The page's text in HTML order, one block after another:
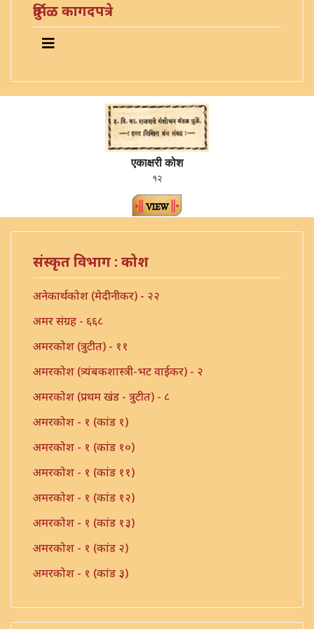
दुर्मिळ कागदपत्रे
एकाक्षरी कोश
१२
संस्कृत विभाग : कोश
अनेकार्थकोश (मेदीनीकर) - २२
अमर संग्रह - ६६८
अमरकोश (त्रुटीत) - ११
अमरकोश (त्र्यंबकशास्त्री-भट वाईकर) - २
अमरकोश (प्रथम खंड - त्रुटीत) - ८
अमरकोश - १ (कांड १)
अमरकोश - १ (कांड १०)
अमरकोश - १ (कांड ११)
अमरकोश - १ (कांड १२)
अमरकोश - १ (कांड १३)
अमरकोश - १ (कांड २)
अमरकोश - १ (कांड ३)
अमरकोश - १ (कांड ५)